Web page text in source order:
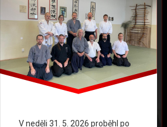
V neděli 31. 5. 2026 proběhl po